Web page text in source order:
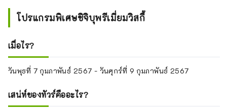
โปรแกรมพิเศษชิจิบุพรีเมี่ยมวิสกี้
เมื่อไร?
วันพุธที่ 7 กุมภาพันธ์ 2567 - วันศุกร์ที่ 9 กุมภาพันธ์ 2567
เสน่ห์ของทัวร์คืออะไร?